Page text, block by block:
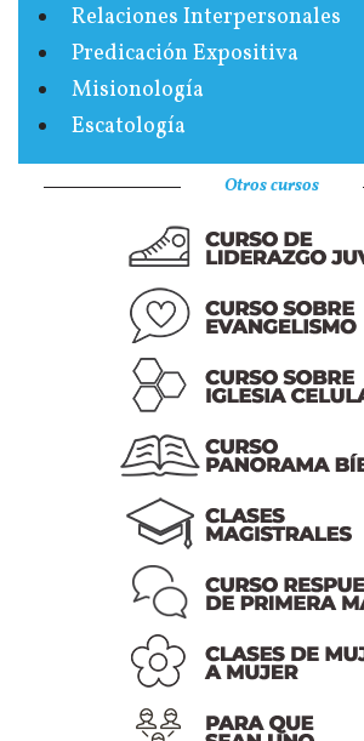
Relaciones Interpersonales
Predicación Expositiva
Misionología
Escatología
Otros cursos